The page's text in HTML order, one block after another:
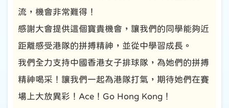
流，機會非常難得！
感謝大會提供這個寶貴機會，讓我們的同學能夠近
距離感受港隊的拼搏精神，並從中學習成長。
我們全力支持中國香港女子排球隊，為她們的拼搏
精神喝采！讓我們一起為港隊打氣，期待她們在賽
場上大放異彩！Ace！Go Hong Kong！